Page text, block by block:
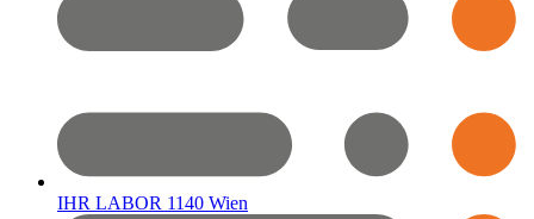
IHR LABOR 1140 Wien